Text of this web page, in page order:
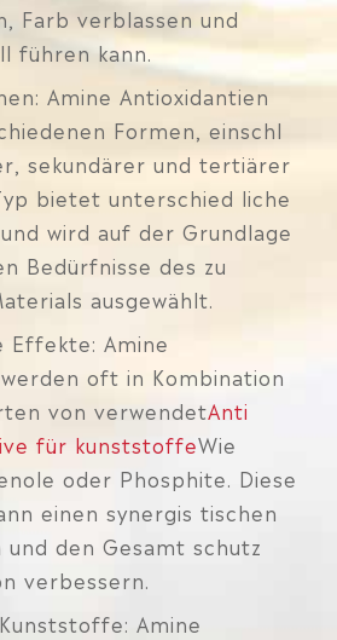
Farb verblassen und
führen kann.
Amine Antioxidantien
Formen, einschl
sekundärer und tertiärer
bietet unterschied liche
wird auf der Grundlage
Bedürfnisse des zu
ausgewählt.
Effekte: Amine
oft in Kombination
von verwendetAnti
für kunststoffeWie
oder Phosphite. Diese
einen synergis tischen
den Gesamt schutz
verbessern.
Amine